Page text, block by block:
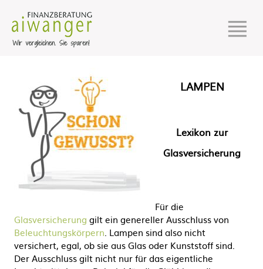
LAMPEN
Lexikon zur
Glasversicherung
Für die
Glasversicherung gilt ein genereller Ausschluss von
Beleuchtungskörpern. Lampen sind also nicht
versichert, egal, ob sie aus Glas oder Kunststoff sind.
Der Ausschluss gilt nicht nur für das eigentliche